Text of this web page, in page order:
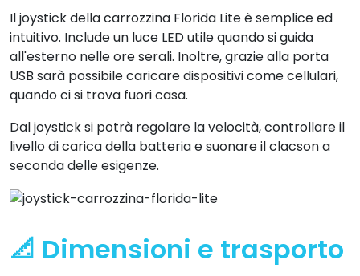
Il joystick della carrozzina Florida Lite è semplice ed
intuitivo. Include un luce LED utile quando si guida
all'esterno nelle ore serali. Inoltre, grazie alla porta
USB sarà possibile caricare dispositivi come cellulari,
quando ci si trova fuori casa.
Dal joystick si potrà regolare la velocità, controllare il
livello di carica della batteria e suonare il clacson a
seconda delle esigenze.
📐 Dimensioni e trasporto